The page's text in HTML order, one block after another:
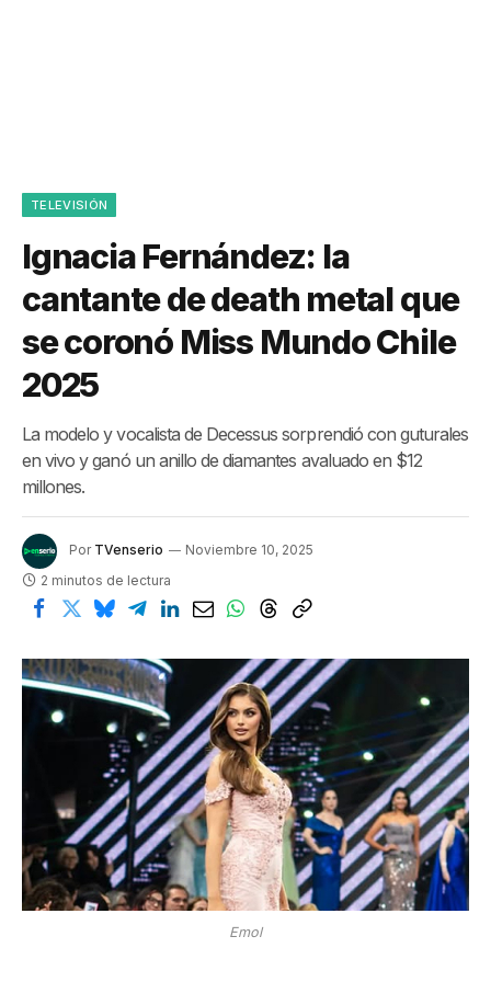
TELEVISIÓN
Ignacia Fernández: la
cantante de death metal que
se coronó Miss Mundo Chile
2025
La modelo y vocalista de Decessus sorprendió con guturales
en vivo y ganó un anillo de diamantes avaluado en $12
millones.
Por TVenserio
Noviembre 10, 2025
2 minutos de lectura
Emol